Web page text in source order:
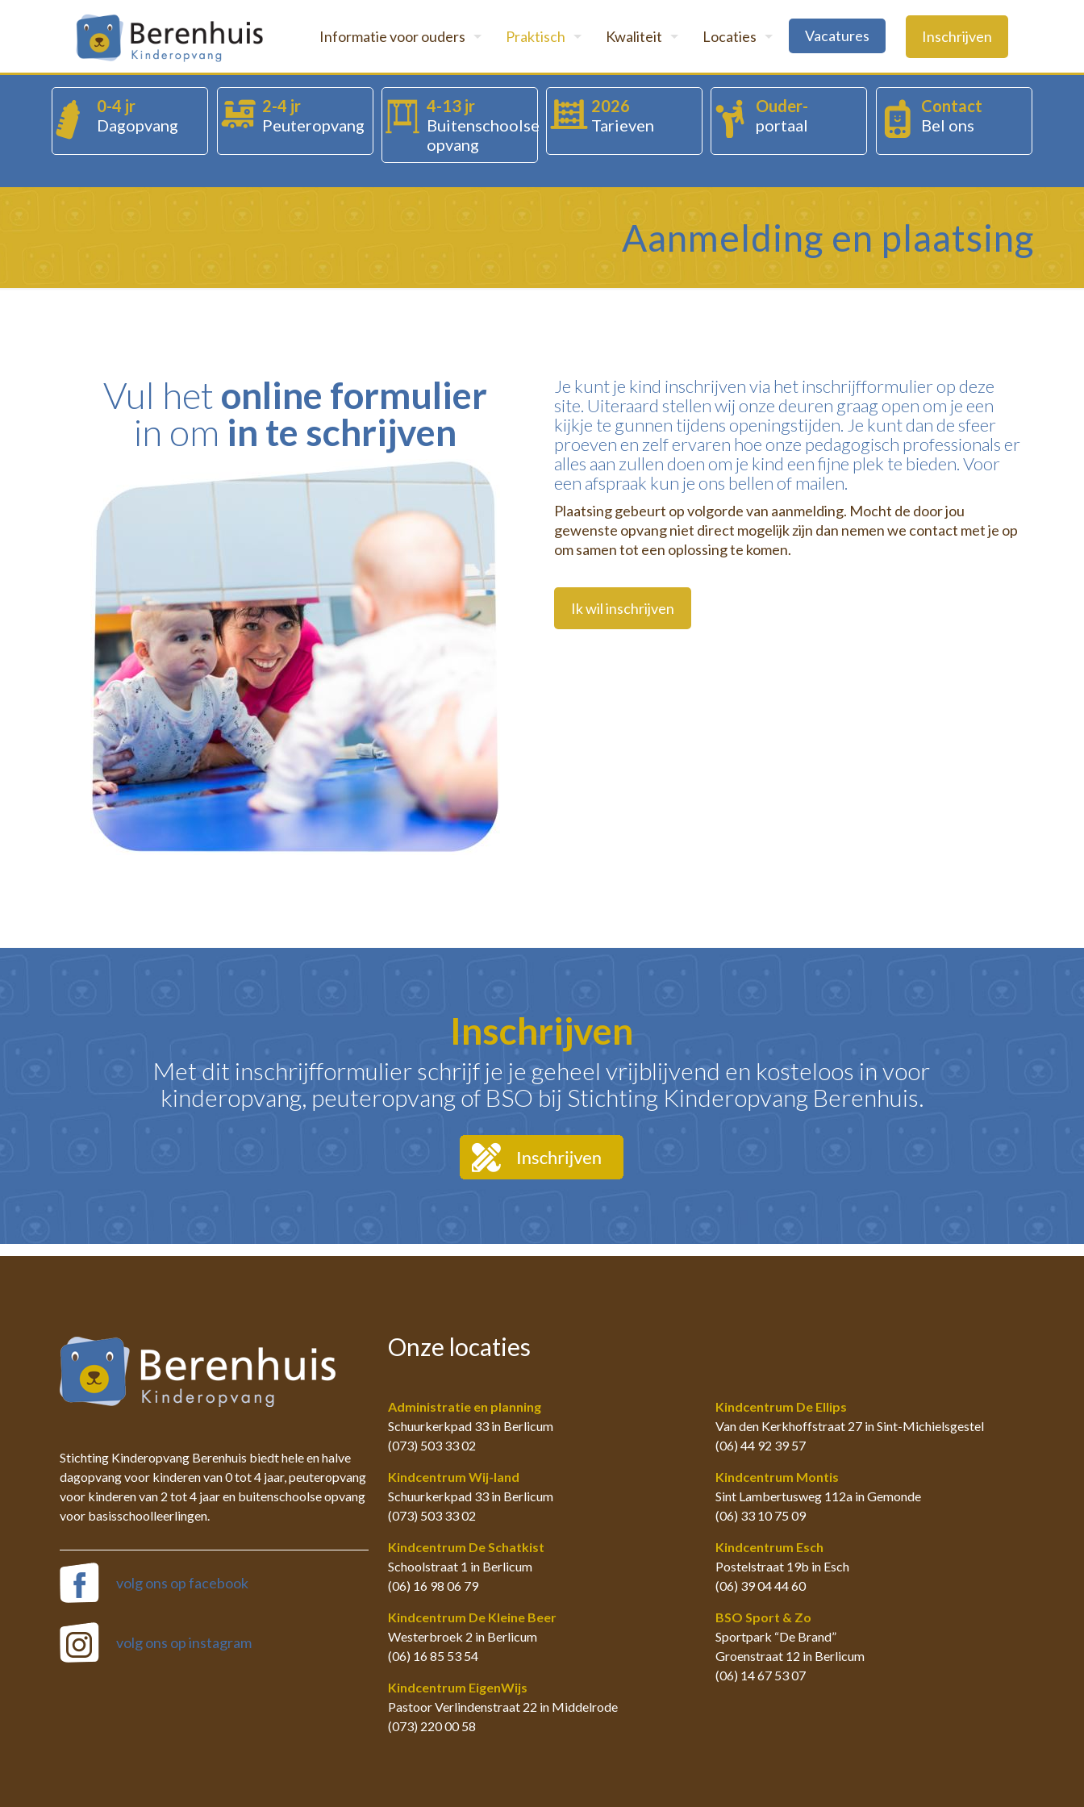
Informatie voor ouders Praktisch Kwaliteit Locaties Vacatures Inschrijven
0-4 jr
Dagopvang
2-4 jr
Peuteropvang
4-13 jr
Buitenschoolse
opvang
2026
Tarieven
Ouder-
portaal
Contact
Bel ons
Aanmelding en plaatsing
Vul het online formulier
in om in te schrijven
Je kunt je kind inschrijven via het inschrijfformulier op deze
site. Uiteraard stellen wij onze deuren graag open om je een
kijkje te gunnen tijdens openingstijden. Je kunt dan de sfeer
proeven en zelf ervaren hoe onze pedagogisch professionals er
alles aan zullen doen om je kind een fijne plek te bieden. Voor
een afspraak kun je ons bellen of mailen.
Plaatsing gebeurt op volgorde van aanmelding. Mocht de door jou
gewenste opvang niet direct mogelijk zijn dan nemen we contact met je op
om samen tot een oplossing te komen.
Ik wil inschrijven
Inschrijven
Met dit inschrijfformulier schrijf je je geheel vrijblijvend en kosteloos in voor
kinderopvang, peuteropvang of BSO bij Stichting Kinderopvang Berenhuis.
Stichting Kinderopvang Berenhuis biedt hele en halve
dagopvang voor kinderen van 0 tot 4 jaar, peuteropvang
voor kinderen van 2 tot 4 jaar en buitenschoolse opvang
voor basisschoolleerlingen.
volg ons op facebook
volg ons op instagram
Onze locaties
Administratie en planning
Schuurkerkpad 33 in Berlicum
(073) 503 33 02
Kindcentrum Wij-land
Schuurkerkpad 33 in Berlicum
(073) 503 33 02
Kindcentrum De Schatkist
Schoolstraat 1 in Berlicum
(06) 16 98 06 79
Kindcentrum De Kleine Beer
Westerbroek 2 in Berlicum
(06) 16 85 53 54
Kindcentrum EigenWijs
Pastoor Verlindenstraat 22 in Middelrode
(073) 220 00 58
Kindcentrum De Ellips
Van den Kerkhoffstraat 27 in Sint-Michielsgestel
(06) 44 92 39 57
Kindcentrum Montis
Sint Lambertusweg 112a in Gemonde
(06) 33 10 75 09
Kindcentrum Esch
Postelstraat 19b in Esch
(06) 39 04 44 60
BSO Sport & Zo
Sportpark “De Brand”
Groenstraat 12 in Berlicum
(06) 14 67 53 07